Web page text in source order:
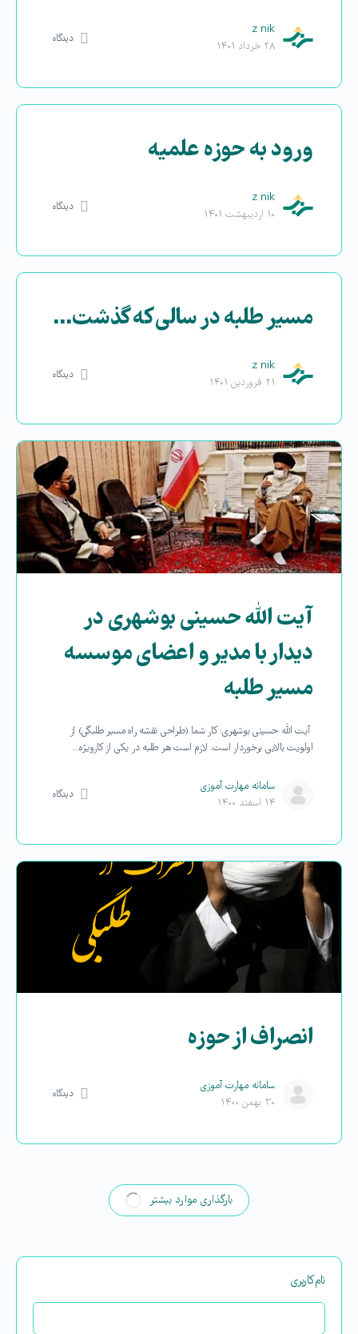
z nik
۲۸ خرداد ۱۴۰۱
دیدگاه
ورود به حوزه علمیه
z nik
۱۰ اردیبهشت ۱۴۰۱
دیدگاه
مسیر طلبه در سالی که گذشت…
z nik
۲۱ فروردین ۱۴۰۱
دیدگاه
آیت الله حسینی بوشهری در
دیدار با مدیر و اعضای موسسه
مسیر طلبه
آیت الله حسینی بوشهری: کار شما (طراحی نقشه راه مسیر طلبگی) از
اولویت بالایی برخوردار است. لازم است هر طلبه در یکی از کارویژه…
سامانه مهارت آموزی
۱۴ اسفند ۱۴۰۰
دیدگاه
انصراف از حوزه
سامانه مهارت آموزی
۳۰ بهمن ۱۴۰۰
دیدگاه
بارگذاری موارد بیشتر
نام‌کاربری